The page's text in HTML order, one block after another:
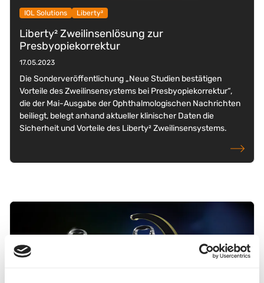
IOL Solutions Liberty²
Liberty² Zweilinsenlösung zur
Presbyopiekorrektur
17.05.2023
Die Sonderveröffentlichung „Neue Studien bestätigen
Vorteile des Zweilinsensystems bei Presbyopiekorrektur“,
die der Mai-Ausgabe der Ophthalmologischen Nachrichten
beiliegt, belegt anhand aktueller klinischer Daten die
Sicherheit und Vorteile des Liberty² Zweilinsensystems.